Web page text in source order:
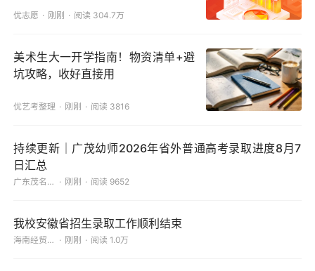
优志愿 刚刚 阅读 304.7万
美术生大一开学指南！物资清单+避
坑攻略，收好直接用
优艺考整理 刚刚 阅读 3816
持续更新｜广茂幼师2026年省外普通高考录取进度8月7
日汇总
广东茂名幼儿师范专科学校 刚刚 阅读 9652
我校安徽省招生录取工作顺利结束
海南经贸职业技术学院 刚刚 阅读 1.0万